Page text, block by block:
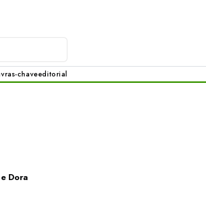
chaveeditorial
Dora